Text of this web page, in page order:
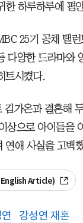
한 하루하루에 평
25기 공채 탤
다양한 드라마와
트시켰다.
김가온과 결혼해
상으로 아이들을
연애 사실을 고백
English Article)
강성연 재혼